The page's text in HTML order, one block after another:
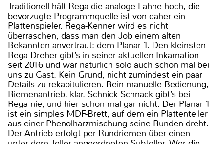
Traditionell hält Rega die analoge Fahne hoch, die
bevorzugte Programmquelle ist von daher ein
Plattenspieler. Rega-Kenner wird es nicht
überraschen, dass man den Job einem alten
Bekannten anvertraut: dem Planar 1. Den kleinsten
Rega-Dreher gibt’s in seiner aktuellen Inkarnation
seit 2016 und war natürlich solo auch schon mal bei
uns zu Gast. Kein Grund, nicht zumindest ein paar
Details zu rekapitulieren. Rein manuelle Bedienung,
Riemenantrieb, klar. Schnick-Schnack gibt’s bei
Rega nie, und hier schon mal gar nicht. Der Planar 1
ist ein simples MDF-Brett, auf dem ein Plattenteller
aus einer Phenolharzmischung seine Runden dreht.
Der Antrieb erfolgt per Rundriemen über einen